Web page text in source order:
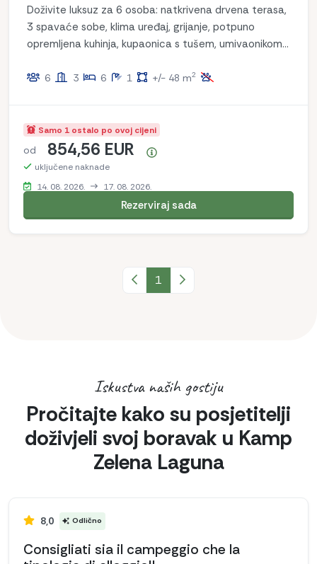
Doživite luksuz za 6 osoba: natkrivena drvena terasa,
3 spavaće sobe, klima uređaj, grijanje, potpuno
opremljena kuhinja, kupaonica s tušem, umivaonikom i
6 3 6 1 +/- 48 m2
Samo 1 ostalo po ovoj cijeni
od 854,56 EUR
uključene naknade
14. 08. 2026.
17. 08. 2026.
Rezerviraj sada
Prethodna stranica
1 Sljedeća stranica
Iskustva naših gostiju
Pročitajte kako su posjetitelji
doživjeli svoj boravak u Kamp
Zelena Laguna
8,0 Odlično
Consigliati sia il campeggio che la